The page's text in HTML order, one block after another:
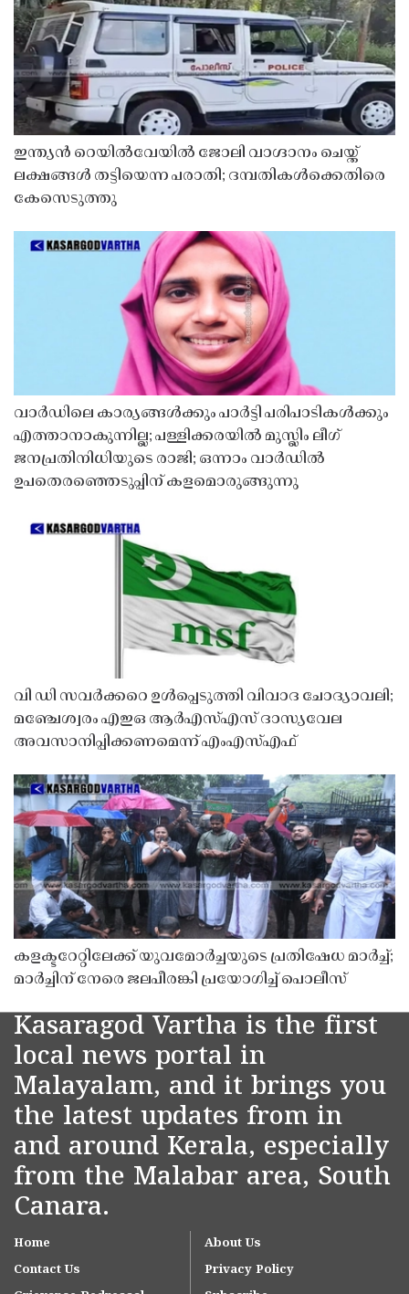
ഇന്ത്യൻ റെയിൽവേയിൽ ജോലി വാഗ്ദാനം ചെയ്ത്
ലക്ഷങ്ങൾ തട്ടിയെന്ന പരാതി; ദമ്പതികൾക്കെതിരെ
കേസെടുത്തു
വാർഡിലെ കാര്യങ്ങൾക്കും പാർട്ടി പരിപാടികൾക്കും
എത്താനാകുന്നില്ല; പള്ളിക്കരയിൽ മുസ്ലിം ലീഗ്
ജനപ്രതിനിധിയുടെ രാജി; ഒന്നാം വാർഡിൽ
ഉപതെരഞ്ഞെടുപ്പിന് കളമൊരുങ്ങുന്നു
വി ഡി സവർക്കറെ ഉൾപ്പെടുത്തി വിവാദ ചോദ്യാവലി;
മഞ്ചേശ്വരം എഇഒ ആർഎസ്എസ് ദാസ്യവേല
അവസാനിപ്പിക്കണമെന്ന് എംഎസ്എഫ്
കളക്ടറേറ്റിലേക്ക് യുവമോർച്ചയുടെ പ്രതിഷേധ മാർച്ച്;
മാർച്ചിന് നേരെ ജലപീരങ്കി പ്രയോഗിച്ച് പൊലീസ്
Kasaragod Vartha is the first
local news portal in
Malayalam, and it brings you
the latest updates from in
and around Kerala, especially
from the Malabar area, South
Canara.
Home
About Us
Contact Us
Privacy Policy